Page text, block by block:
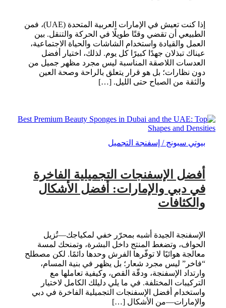
إذا كنت تعيش في الإمارات العربية المتحدة (UAE)، فمن
الطبيعي أن تقضي وقتًا طويلًا في الحركة والتنقل. بين
العمل والقيادة واستخدام الشاشات والحياة الاجتماعية،
عيناك تبذلان جهدًا كبيرًا كل يوم. لذلك، اختيار أفضل
العدسات اللاصقة المناسبة ليس مجرد مظهر جميل من
دون نظارات؛ بل هو قرار يتعلق بالراحة وصحة العين
والثقة من الصباح حتى الليل. […]
بيوتي سبونج / إسفنجة التجميل
أفضل الإسفنجات التجميلية الفاخرة
في دبي والإمارات: أفضل الأشكال
والكثافات
الإسفنجة الجيدة أشبه بمحرّر خفي لمكياجك—تُزيل
الحواف، وتضغط المنتج داخل البشرة، وتمنحك لمسة
معالجة هوائيًا لا توفّرها الفرش وحدها دائمًا. لكن مصطلح
“فاخر” ليس مجرد شعار؛ بل يظهر في بنية المسام،
وارتداد الإسفنجة، ودقّة القص، وكيفية تعاملها مع
التركيبات المختلفة. في ما يلي دليلك الكامل لاختيار
واستخدام أفضل الإسفنجات التجميلية الفاخرة في دبي
والإمارات—من الأشكال […]